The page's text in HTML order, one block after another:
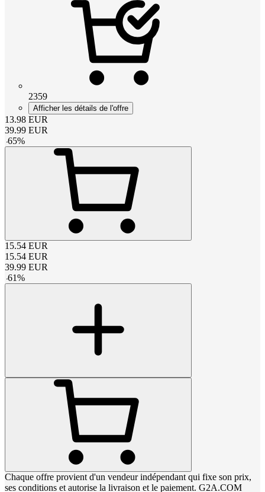
2359
Afficher les détails de l'offre
13.98 EUR
39.99 EUR
-65%
15.54 EUR
15.54 EUR
39.99 EUR
-61%
Chaque offre provient d'un vendeur indépendant qui fixe son prix,
ses conditions et autorise la livraison et le paiement. G2A.COM